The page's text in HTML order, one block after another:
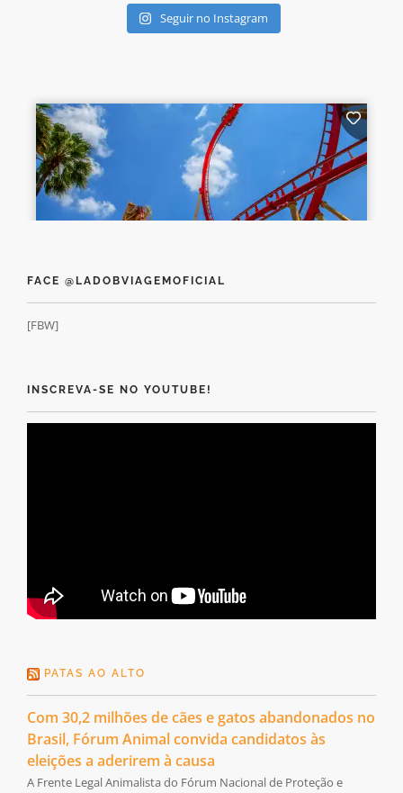
Seguir no Instagram
FACE @LADOBVIAGEMOFICIAL
[FBW]
INSCREVA-SE NO YOUTUBE!
PATAS AO ALTO
Com 30,2 milhões de cães e gatos abandonados no
Brasil, Fórum Animal convida candidatos às
eleições a aderirem à causa
A Frente Legal Animalista do Fórum Nacional de Proteção e